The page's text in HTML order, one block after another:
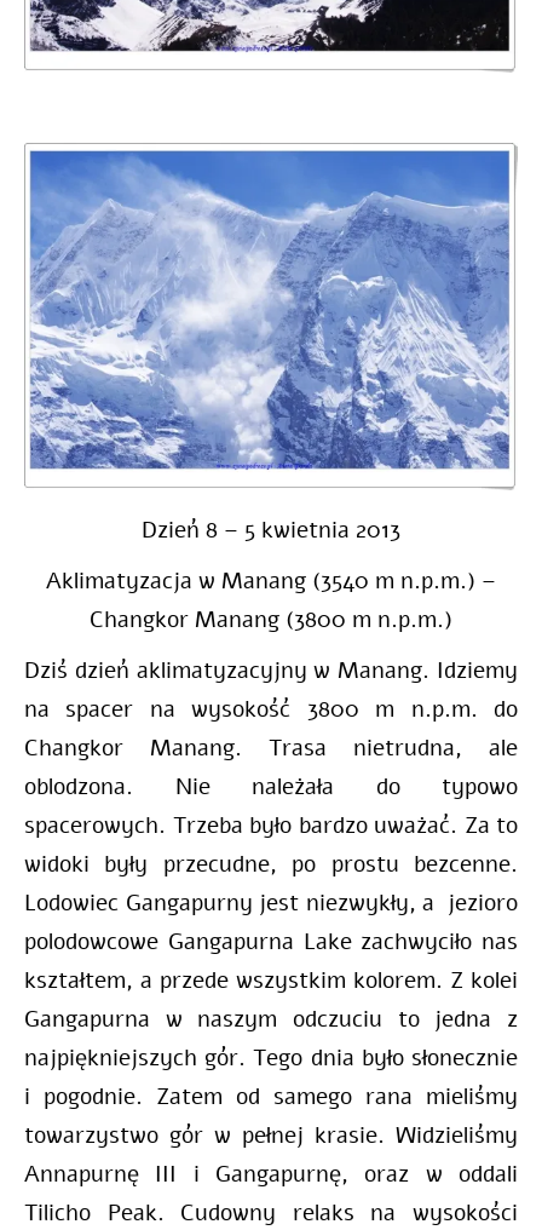
Dzień 8 – 5 kwietnia 2013
Aklimatyzacja w Manang (3540 m n.p.m.) –
Changkor Manang (3800 m n.p.m.)
Dziś dzień aklimatyzacyjny w Manang. Idziemy
na spacer na wysokość 3800 m n.p.m. do
Changkor Manang. Trasa nietrudna, ale
oblodzona. Nie należała do typowo
spacerowych. Trzeba było bardzo uważać. Za to
widoki były przecudne, po prostu bezcenne.
Lodowiec Gangapurny jest niezwykły, a jezioro
polodowcowe Gangapurna Lake zachwyciło nas
kształtem, a przede wszystkim kolorem. Z kolei
Gangapurna w naszym odczuciu to jedna z
najpiękniejszych gór. Tego dnia było słonecznie
i pogodnie. Zatem od samego rana mieliśmy
towarzystwo gór w pełnej krasie. Widzieliśmy
Annapurnę III i Gangapurnę, oraz w oddali
Tilicho Peak. Cudowny relaks na wysokości